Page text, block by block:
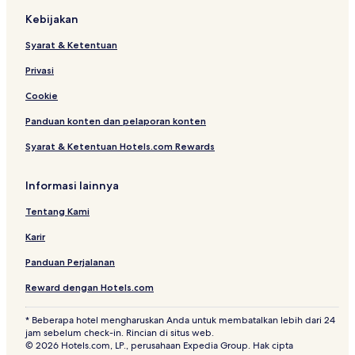
r
u
m
b
n
G
n
n
m
a
r
a
g
Kebijakan
Syarat & Ketentuan
Privasi
Cookie
Panduan konten dan pelaporan konten
Syarat & Ketentuan Hotels.com Rewards
Informasi lainnya
Tentang Kami
Karir
Panduan Perjalanan
Reward dengan Hotels.com
* Beberapa hotel mengharuskan Anda untuk membatalkan lebih dari 24
jam sebelum check-in. Rincian di situs web.
© 2026 Hotels.com, LP., perusahaan Expedia Group. Hak cipta